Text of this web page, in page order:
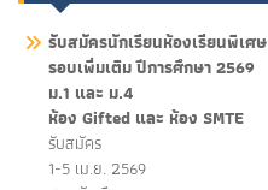
รับสมัครนักเรียนห้องเรียนพิเศษ
รอบเพิ่มเติม ปีการศึกษา 2569
ม.1 และ ม.4
ห้อง Gifted และ ห้อง SMTE
รับสมัคร
1-5 เม.ย. 2569